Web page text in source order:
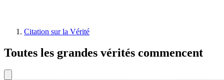
Citation sur la Vérité
Toutes les grandes vérités commencent